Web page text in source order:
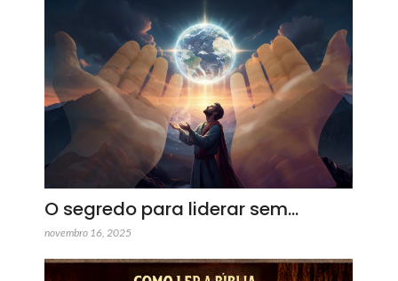
O segredo para liderar sem…
novembro 16, 2025